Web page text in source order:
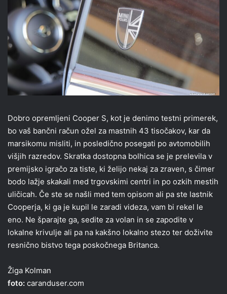
Dobro opremljeni Cooper S, kot je denimo testni primerek,
bo vaš bančni račun ožel za mastnih 43 tisočakov, kar da
marsikomu misliti, in posledično posegati po avtomobilih
višjih razredov. Skratka dostopna bolhica se je prelevila v
premijsko igračo za tiste, ki želijo nekaj za zraven, s čimer
bodo lažje skakali med trgovskimi centri in po ozkih mestih
uličicah. Če ste se našli med tem opisom ali pa ste lastnik
Cooperja, ki ga je kupil le zaradi videza, vam bi rekel le
eno. Ne šparajte ga, sedite za volan in se zapodite v
lokalne krivulje ali pa na kakšno lokalno stezo ter doživite
resnično bistvo tega poskočnega Britanca.
Žiga Kolman
foto: caranduser.com